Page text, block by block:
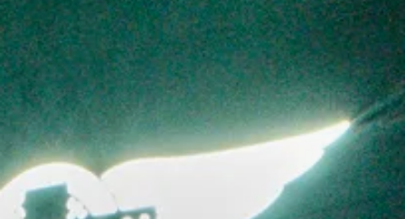
イベント情報
整備・モディファイ
パーツ販売
店舗紹介
お問い合わせ